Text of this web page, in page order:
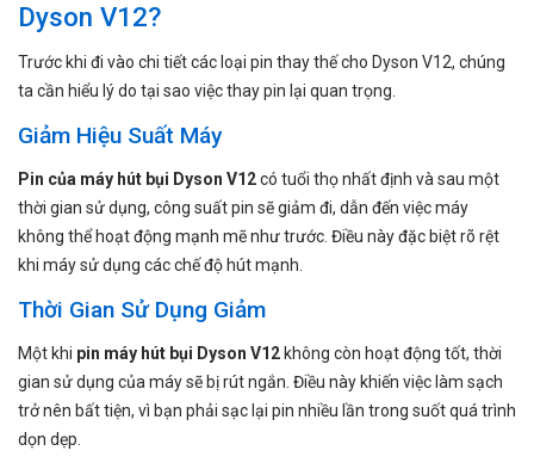
Dyson V12?
Trước khi đi vào chi tiết các loại pin thay thế cho Dyson V12, chúng
ta cần hiểu lý do tại sao việc thay pin lại quan trọng.
Giảm Hiệu Suất Máy
Pin của máy hút bụi Dyson V12có tuổi thọ nhất định và sau một
thời gian sử dụng, công suất pin sẽ giảm đi, dẫn đến việc máy
không thể hoạt động mạnh mẽ như trước. Điều này đặc biệt rõ rệt
khi máy sử dụng các chế độ hút mạnh.
Thời Gian Sử Dụng Giảm
Một khi pin máy hút bụi Dyson V12 không còn hoạt động tốt, thời
gian sử dụng của máy sẽ bị rút ngắn. Điều này khiến việc làm sạch
trở nên bất tiện, vì bạn phải sạc lại pin nhiều lần trong suốt quá trình
dọn dẹp.